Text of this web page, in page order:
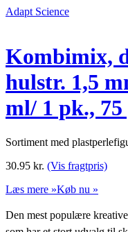
Adapt Science
Kombimix,
hulstr. 1,5
ml/ 1 pk., 75
Sortiment med
30.95 kr. (Vis fragtpris)
Læs mere »Køb nu »
Den mest populære